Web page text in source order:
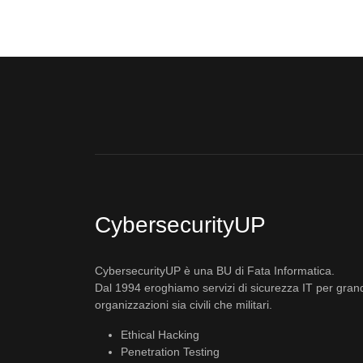
CybersecurityUP
CybersecurityUP è una BU di Fata Informatica.
Dal 1994 eroghiamo servizi di sicurezza IT per
organizzazioni sia civili che militari.
Ethical Hacking
Penetration Testing